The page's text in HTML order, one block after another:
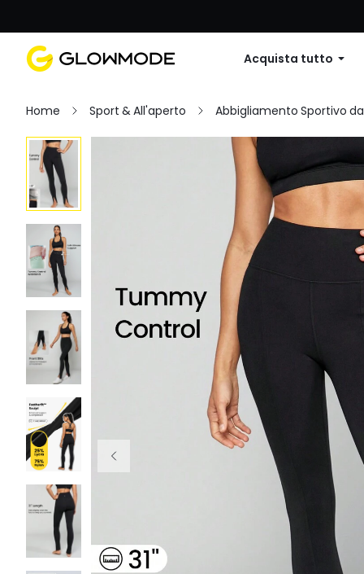
Acquista tutto
Home Sport & All'aperto Abbigliamento Sportivo